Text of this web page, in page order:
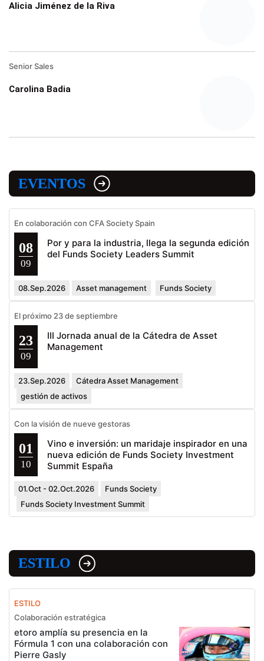
Alicia Jiménez de la Riva
Senior Sales
Carolina Badia
EVENTOS
En colaboración con CFA Society Spain
08
09
Por y para la industria, llega la segunda edición
del Funds Society Leaders Summit
08.Sep.2026 Asset management Funds Society
El próximo 23 de septiembre
23
09
III Jornada anual de la Cátedra de Asset
Management
23.Sep.2026
Cátedra Asset Management
gestión de activos
Con la visión de nueve gestoras
01
10
Vino e inversión: un maridaje inspirador en una
nueva edición de Funds Society Investment
Summit España
01.Oct - 02.Oct.2026
Funds Society
Funds Society Investment Summit
ESTILO
ESTILO
Colaboración estratégica
etoro amplía su presencia en la
Fórmula 1 con una colaboración con
Pierre Gasly